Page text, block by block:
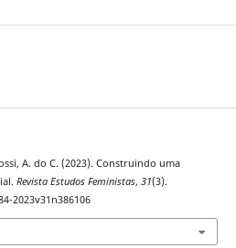
A. do C. (2023). Construindo uma
Revista Estudos Feministas, 31(3).
2023v31n386106